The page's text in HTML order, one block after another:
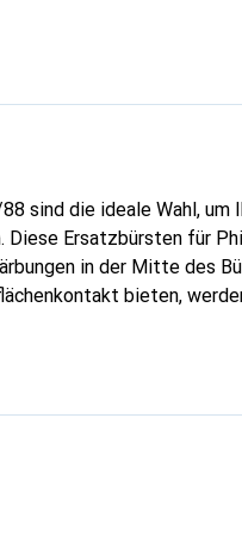
sind die ideale Wahl,
Ersatzbürsten für
in der Mitte des
bieten,
Mit bis zu 7x mehr
sorgen für eine
und entlang
Reinigung
um eine